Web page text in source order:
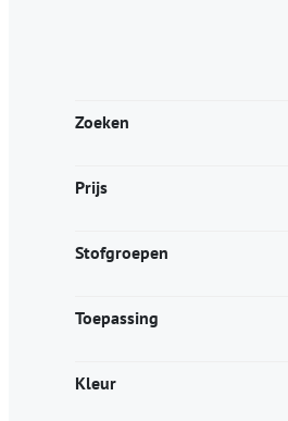
Zoeken
Prijs
Stofgroepen
Toepassing
Kleur
kan
op
productpagina